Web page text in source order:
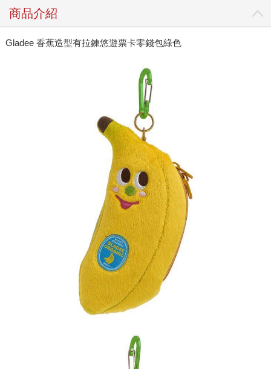
商品介紹
Gladee 香蕉造型有拉鍊悠遊票卡零錢包綠色